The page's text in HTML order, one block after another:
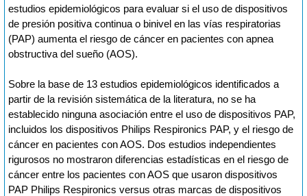
estudios epidemiológicos para evaluar si el uso de dispositivos
de presión positiva continua o binivel en las vías respiratorias
(PAP) aumenta el riesgo de cáncer en pacientes con apnea
obstructiva del sueño (AOS).
Sobre la base de 13 estudios epidemiológicos identificados a
partir de la revisión sistemática de la literatura, no se ha
establecido ninguna asociación entre el uso de dispositivos PAP,
incluidos los dispositivos Philips Respironics PAP, y el riesgo de
cáncer en pacientes con AOS. Dos estudios independientes
rigurosos no mostraron diferencias estadísticas en el riesgo de
cáncer entre los pacientes con AOS que usaron dispositivos
PAP Philips Respironics versus otras marcas de dispositivos